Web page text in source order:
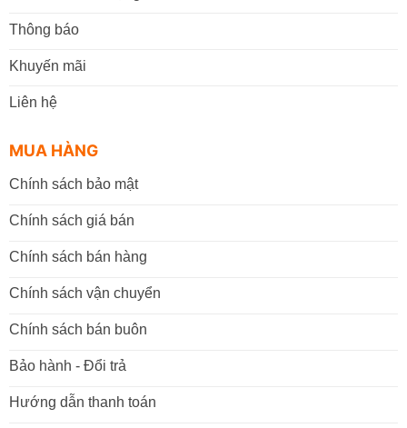
Thông báo
Khuyến mãi
Liên hệ
MUA HÀNG
Chính sách bảo mật
Chính sách giá bán
Chính sách bán hàng
Chính sách vận chuyển
Chính sách bán buôn
Bảo hành - Đổi trả
Hướng dẫn thanh toán